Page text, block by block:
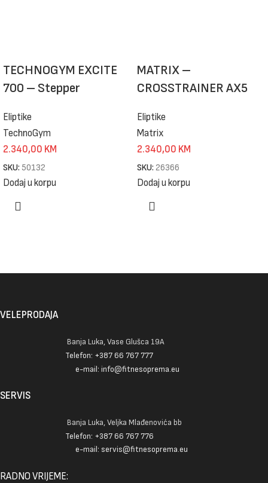
TECHNOGYM EXCITE
700 – Stepper
Eliptike
TechnoGym
2.340,00 KM
SKU: 50132
Dodaj u korpu
MATRIX –
CROSSTRAINER AX5
Eliptike
Matrix
2.340,00 KM
SKU: 26366
Dodaj u korpu
VELEPRODAJA
Banja Luka, Vase Glušca 19A
Telefon: +387 66 767 777
e-mail: info@fitnesoprema.eu
SERVIS
Banja Luka, Veljka Mlađenovića bb
Telefon: +387 66 767 776
e-mail: servis@fitnesoprema.eu
RADNO VRIJEME: